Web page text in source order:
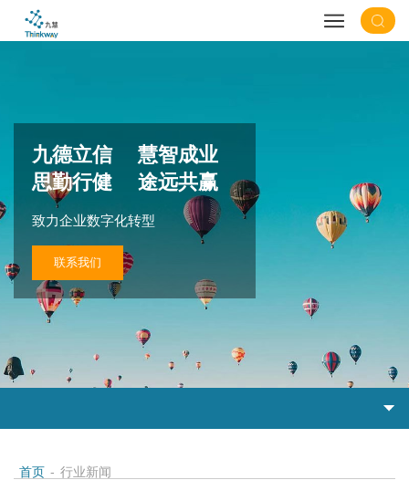
九德立信 慧智成业
思勤行健 途远共赢
致力企业数字化转型
联系我们
首页 - 行业新闻